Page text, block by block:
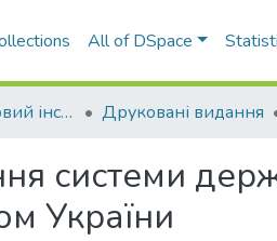
All of DSpace
Навчально-науковий інститут економіки, управління, права та інформаційних технологій Друковані видання
системи
України